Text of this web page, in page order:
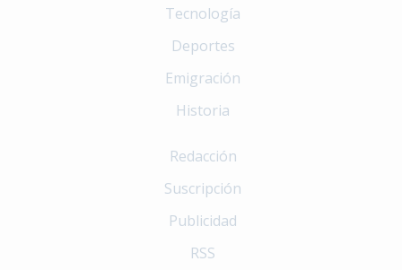
Tecnología
Deportes
Emigración
Historia
Redacción
Suscripción
Publicidad
RSS